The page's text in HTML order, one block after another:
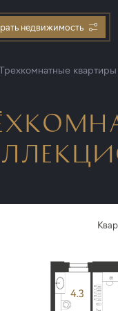
недвижимость
квартиры